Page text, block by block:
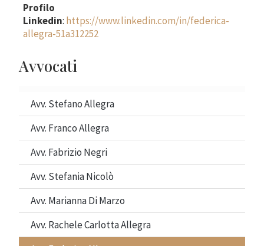
Profilo
Linkedin: https://www.linkedin.com/in/federica-
allegra-51a312252
Avvocati
Avv. Stefano Allegra
Avv. Franco Allegra
Avv. Fabrizio Negri
Avv. Stefania Nicolò
Avv. Marianna Di Marzo
Avv. Rachele Carlotta Allegra